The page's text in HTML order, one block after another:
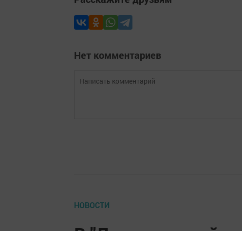
Нет комментариев
НОВОСТИ